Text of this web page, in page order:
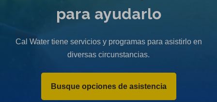
para ayudarlo
Cal Water tiene servicios y programas para asistirlo en
diversas circunstancias.
Busque opciones de asistencia